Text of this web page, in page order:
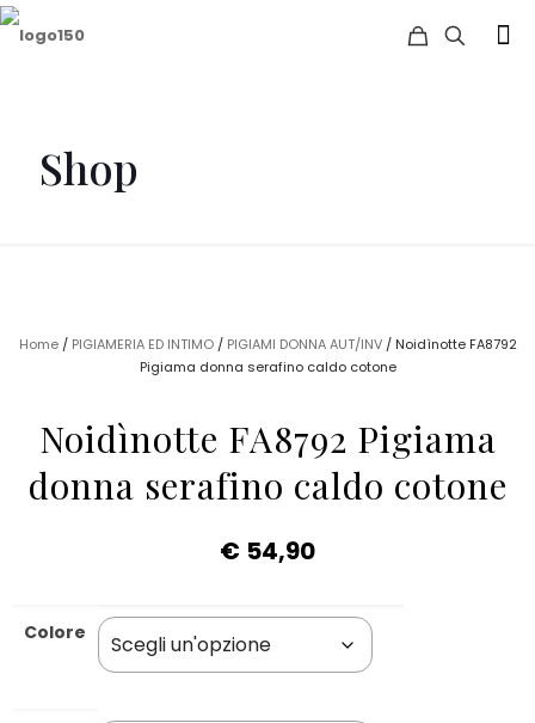
Shop
Home/ PIGIAMERIA ED INTIMO/ PIGIAMI DONNA AUT/INV/ Noidìnotte FA8792
Pigiama donna serafino caldo cotone
Noidìnotte FA8792 Pigiama
donna serafino caldo cotone
€ 54,90
Colore